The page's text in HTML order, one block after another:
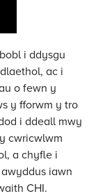
i ddysgu
ac i
o fewn y
y fforwm y tro
i ddeall mwy
cwricwlwm
a chyfle i
iawn
CHI.